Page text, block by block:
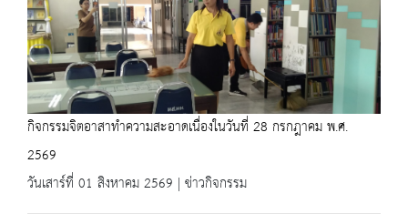
กิจกรรมจิตอาสาทำความสะอาดเนื่องในวันที่ 28 กรกฎาคม พ.ศ.
2569
วันเสาร์ที่ 01 สิงหาคม 2569 | ข่าวกิจกรรม